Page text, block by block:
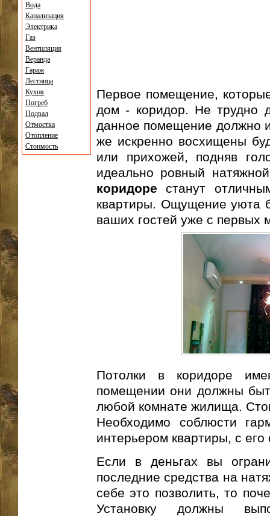
Первое помещение,
дом - коридор. Не трудно
данное помещение должно
же искренно восхищены
или прихожей, подняв
идеально ровный
коридоре станут
квартиры. Ощущение уюта
ваших гостей уже с первых
Потолки в коридоре
помещении они должны
любой комнате жилища.
Необходимо соблюсти
интерьером квартиры, с его
Если в деньгах вы
последние средства на
себе это позволить, то
Установку должны
Вода
Канализация
Электрика
Газ
Вентиляция
Веранда
Гараж
Лестница
Кухня
Погреб
Подвал
Отмостка
Отопление
Стоимость